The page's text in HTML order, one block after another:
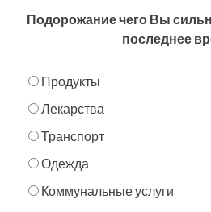
Подорожание чего Вы
последнее
Продукты
Лекарства
Транспорт
Одежда
Коммунальные услуги